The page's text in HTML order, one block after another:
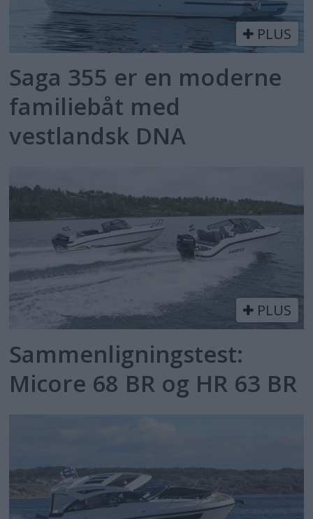
PLUS
Saga 355 er en moderne
familiebåt med
vestlandsk DNA
PLUS
Sammenligningstest:
Micore 68 BR og HR 63 BR